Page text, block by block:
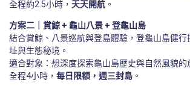
全程約2.5小時， 天天開航 。
方案二｜賞鯨 + 龜山八景 + 登龜山島
結合賞鯨、八景巡航與登島體驗，登龜山島健行
址與生態秘境。
適合對象：想深度探索龜山島歷史與自然風貌的
全程4小時， 每日限額，週三封島 。